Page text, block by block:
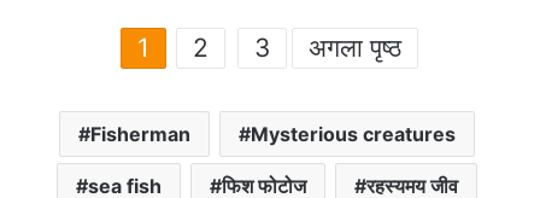
1 2 3 अगला पृष्ठ
Fisherman Mysterious creatures
sea fish फिश फोटोज रहस्यमय जीव